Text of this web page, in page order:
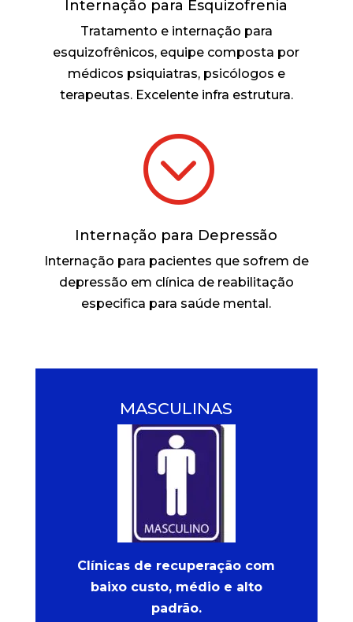
Internação para Esquizofrenia
Tratamento e internação para
esquizofrênicos, equipe composta por
médicos psiquiatras, psicólogos e
terapeutas. Excelente infra estrutura.
;
Internação para Depressão
Internação para pacientes que sofrem de
depressão em clínica de reabilitação
especifica para saúde mental.
MASCULINAS
Clínicas de recuperação com
baixo custo, médio e alto
padrão.